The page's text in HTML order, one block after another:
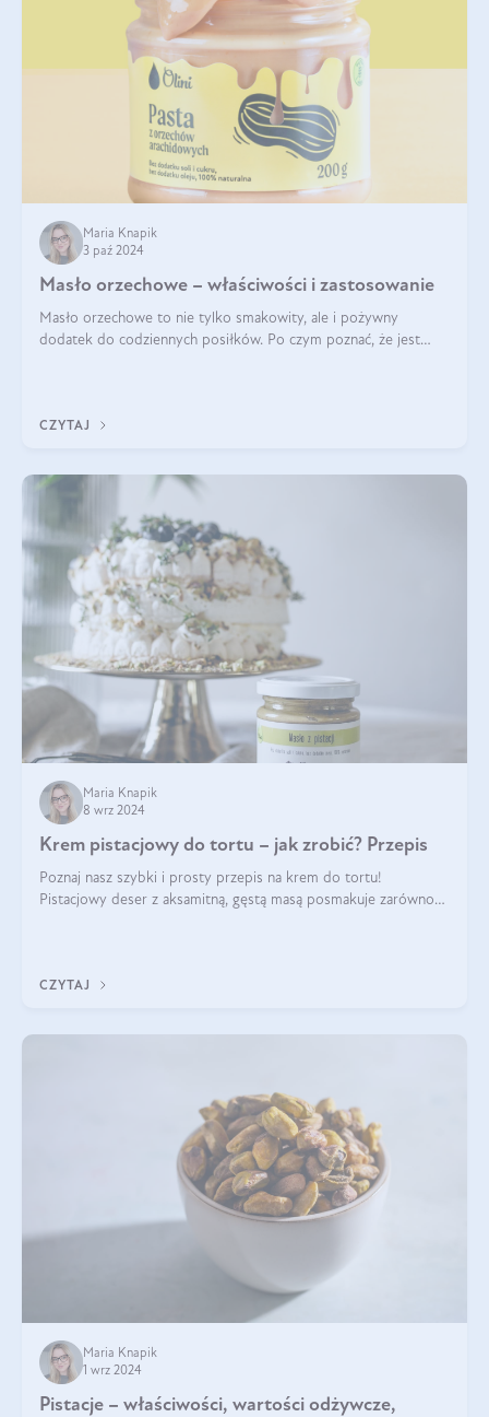
Maria Knapik
3 paź 2024
Masło orzechowe – właściwości i zastosowanie
Masło orzechowe to nie tylko smakowity, ale i pożywny
dodatek do codziennych posiłków. Po czym poznać, że jest
CZYTAJ
Maria Knapik
8 wrz 2024
Krem pistacjowy do tortu – jak zrobić? Przepis
Poznaj nasz szybki i prosty przepis na krem do tortu!
Pistacjowy deser z aksamitną, gęstą masą posmakuje zarówno
CZYTAJ
Maria Knapik
1 wrz 2024
Pistacje – właściwości, wartości odżywcze,